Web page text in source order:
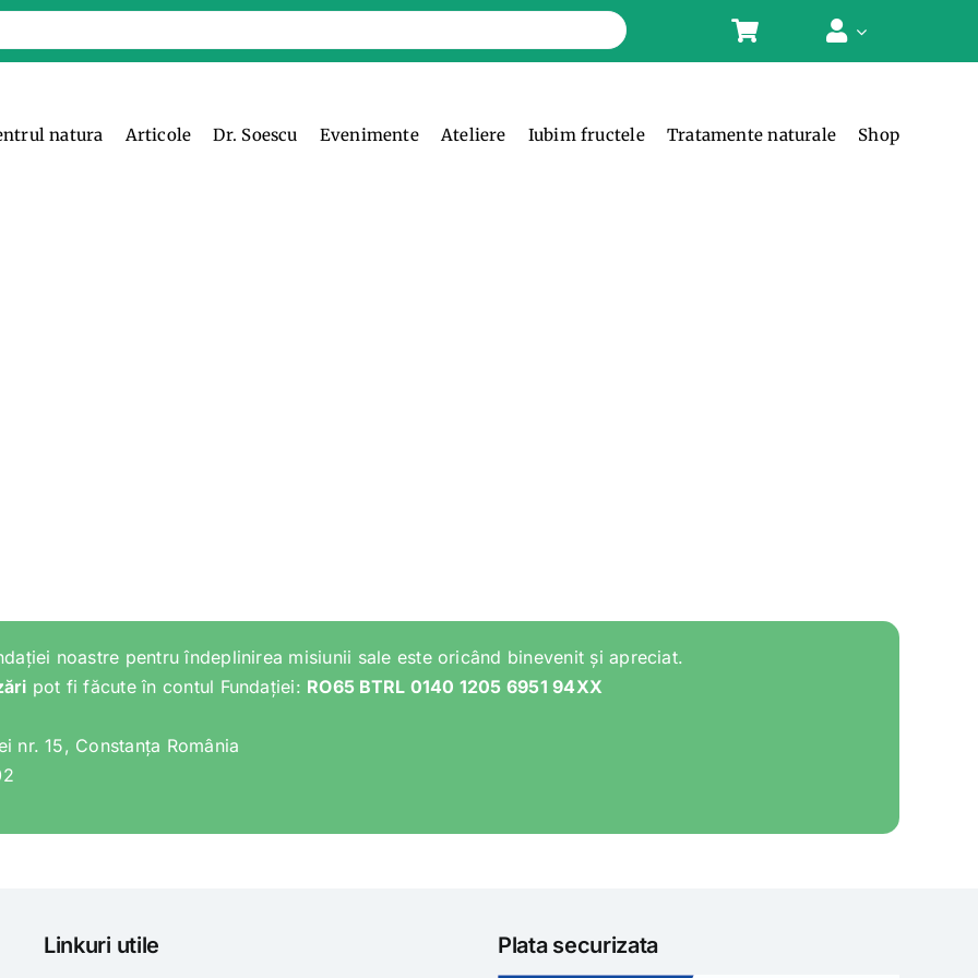
natura Articole Dr. Soescu Evenimente Ateliere Iubim fructele Tratamente naturale Shop
noastre pentru îndeplinirea misiunii sale este oricând binevenit și apreciat.
pot fi făcute în contul Fundației: RO65 BTRL 0140 1205 6951 94XX
nr. 15, Constanța România
Linkuri utile Plata securizata